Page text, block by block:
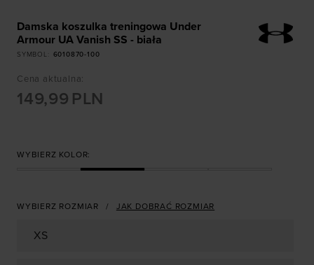
Damska koszulka treningowa Under
Armour UA Vanish SS - biała
SYMBOL 6010870-100
Cena aktualna:
149,99 PLN
WYBIERZ KOLOR:
WYBIERZ ROZMIAR JAK DOBRAĆ ROZMIAR
XS